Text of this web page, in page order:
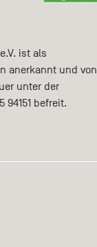
ist als
anerkannt und von
unter der
94151 befreit.